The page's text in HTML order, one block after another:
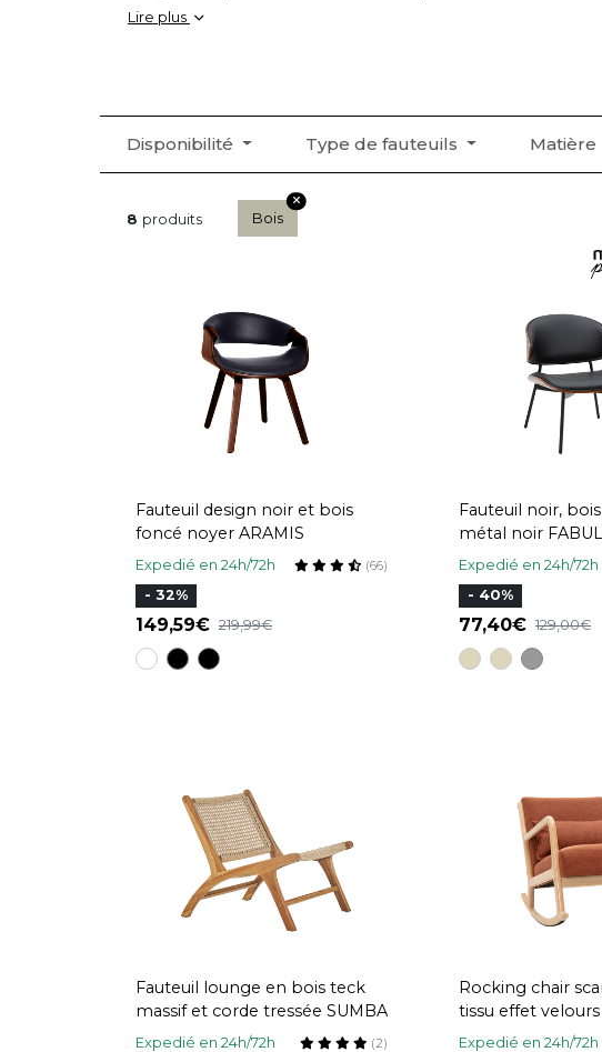
Esthétique, confortable et naturel, le fauteuil en bois est idéal pour
recherchent une assise à la fois fonctionnelle et décorative, qui
Lire plus
Disponibilité Type de fauteuils Matière
8 produits Bois
Fauteuil design noir et bois
foncé noyer ARAMIS
Expedié en 24h/72h (66)
- 32%
149,59 219,99
Fauteuil noir,
métal noir
Expedié en 24h/72h
- 40%
77,40 129,00
Fauteuil lounge en bois teck
massif et corde tressée SUMBA
Expedié en 24h/72h (2)
Rocking chair
tissu effet
et bois clair
Expedié en 24h/72h